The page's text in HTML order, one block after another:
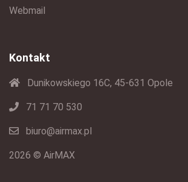
Webmail
Kontakt
Dunikowskiego 16C, 45-631 Opole
71 71 70 530
biuro@airmax.pl
2026 © AirMAX